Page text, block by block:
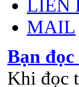
LIÊN
MAIL
Bạn
Khi đọc